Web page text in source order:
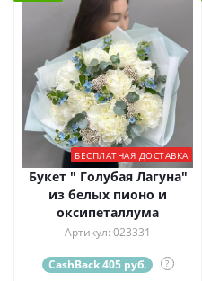
БЕСПЛАТНАЯ ДОСТАВКА
Букет " Голубая Лагуна"
из белых пионо и
оксипеталлума
Артикул: 023331
CashBack 405 руб. ?